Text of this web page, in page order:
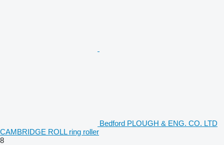
Bedford PLOUGH & ENG. CO. LTD
CAMBRIDGE ROLL ring roller
8